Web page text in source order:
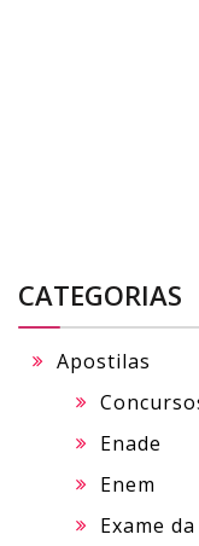
CATEGORIAS
Apostilas
Enade
Enem
Exame da